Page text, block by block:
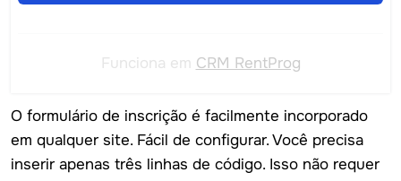
Funciona em CRM RentProg
O formulário de inscrição é facilmente incorporado
em qualquer site. Fácil de configurar. Você precisa
inserir apenas três linhas de código. Isso não requer